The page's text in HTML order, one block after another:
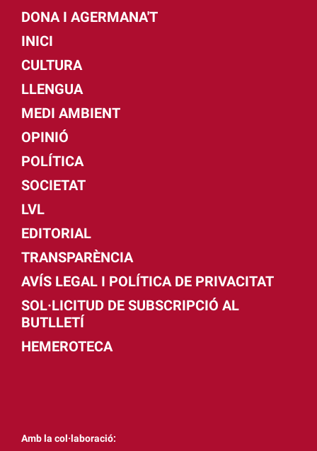
DONA I AGERMANA'T
INICI
CULTURA
LLENGUA
MEDI AMBIENT
OPINIÓ
POLÍTICA
SOCIETAT
LVL
EDITORIAL
TRANSPARÈNCIA
AVÍS LEGAL I POLÍTICA DE PRIVACITAT
SOL·LICITUD DE SUBSCRIPCIÓ AL
BUTLLETÍ
HEMEROTECA
Amb la col·laboració: